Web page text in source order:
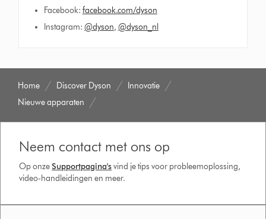
Facebook: facebook.com/dyson
Instagram: @dyson, @dyson_nl
Home Discover Dyson
Innovatie
Nieuwe apparaten
Neem contact met ons op
Op onzeSupportpagina'svind je tips voor probleemoplossing,
video-handleidingen en meer.